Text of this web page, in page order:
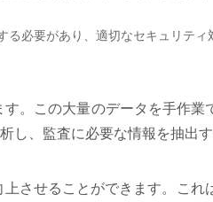
必要があり、適切なセキュリティ
。この大量のデータを手作
、監査に必要な情報を抽出す
させることができます。こ